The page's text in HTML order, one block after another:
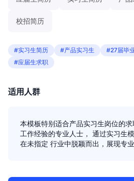
校招简历
#实习生简历 #产品实习生 #27届毕
#应届生求职
适用人群
本模板特别适合产品实习生岗位的
工作经验的专业人士， 通过实习生
在未指定 行业中脱颖而出，展现专